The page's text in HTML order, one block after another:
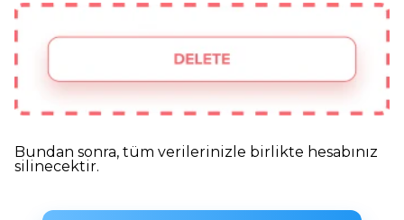
Bundan sonra, tüm verilerinizle birlikte hesabınız
silinecektir.